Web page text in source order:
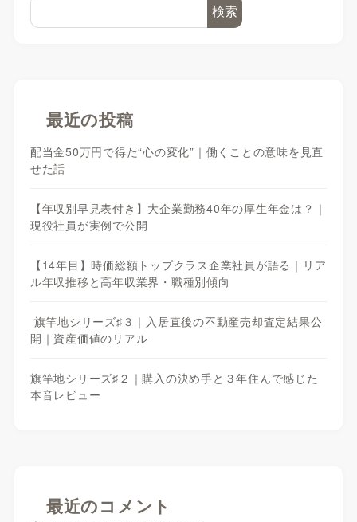
検索
最近の投稿
配当金50万円で得た“心の変化”｜働くことの意味を見直
せた話
【年収別早見表付き】大企業勤務40年の厚生年金は？｜
現役社員が実例で公開
【14年目】時価総額トップクラス企業社員が語る｜リア
ル年収推移と高年収業界・職種別傾向
旗竿地シリーズ♯３｜入居直後の不動産売却査定結果公
開｜資産価値のリアル
旗竿地シリーズ♯２｜購入の決め手と３年住んで感じた
本音レビュー
最近のコメント